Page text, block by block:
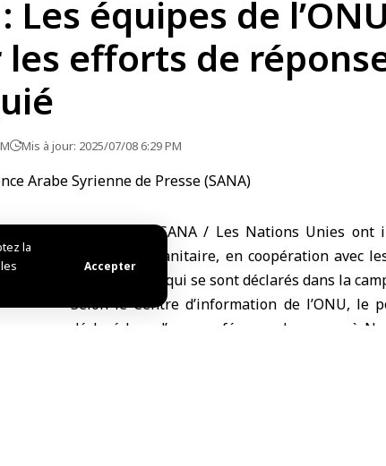
la
Accepter
Les équipes de
efforts de
Mis à jour: 2025/07/08 6:29 PM
New York – SANA / Les Nations Unies
réponse humanitaire, en coopération avec
des incendies qui se sont déclarés dans la
Selon le Centre d’information de l’ONU,
déclaré lors d’une conférence de presse à